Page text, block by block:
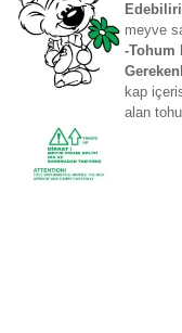
meyve
-Tohum
kap
alan